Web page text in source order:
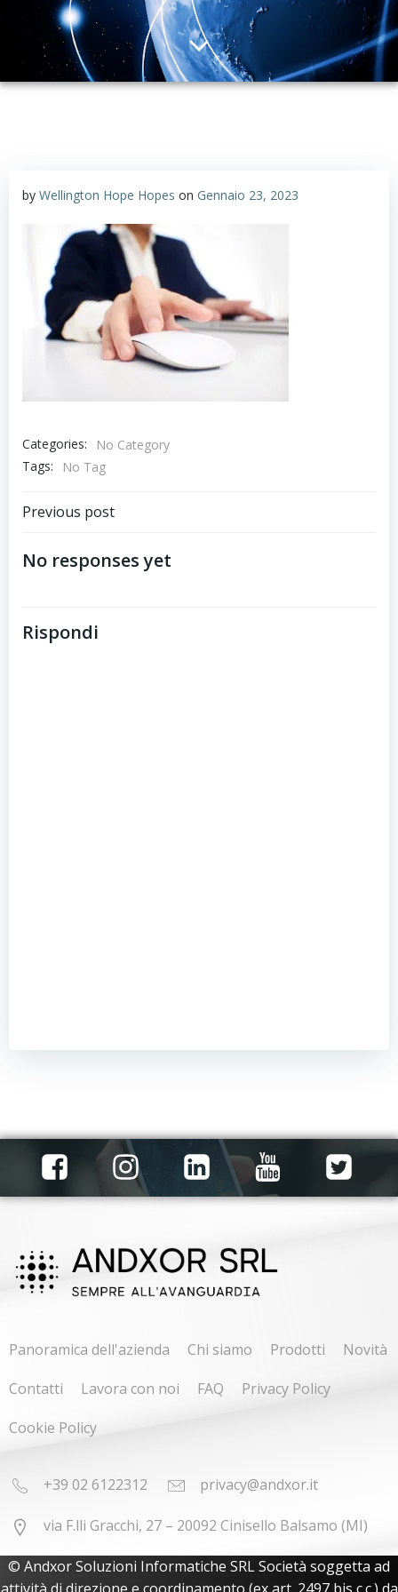
by Wellington Hope Hopes on Gennaio 23, 2023
Categories:
No Category
Tags:
No Tag
Post
navigation
Previous post
No responses yet
Rispondi
Panoramica dell'azienda Chi siamo Prodotti
Novità
Contatti
Lavora con noi FAQ
Privacy Policy
Cookie Policy
+39 02 6122312 privacy@andxor.it
via F.lli Gracchi, 27 – 20092 Cinisello Balsamo (MI)
© Andxor Soluzioni Informatiche SRL Società soggetta ad